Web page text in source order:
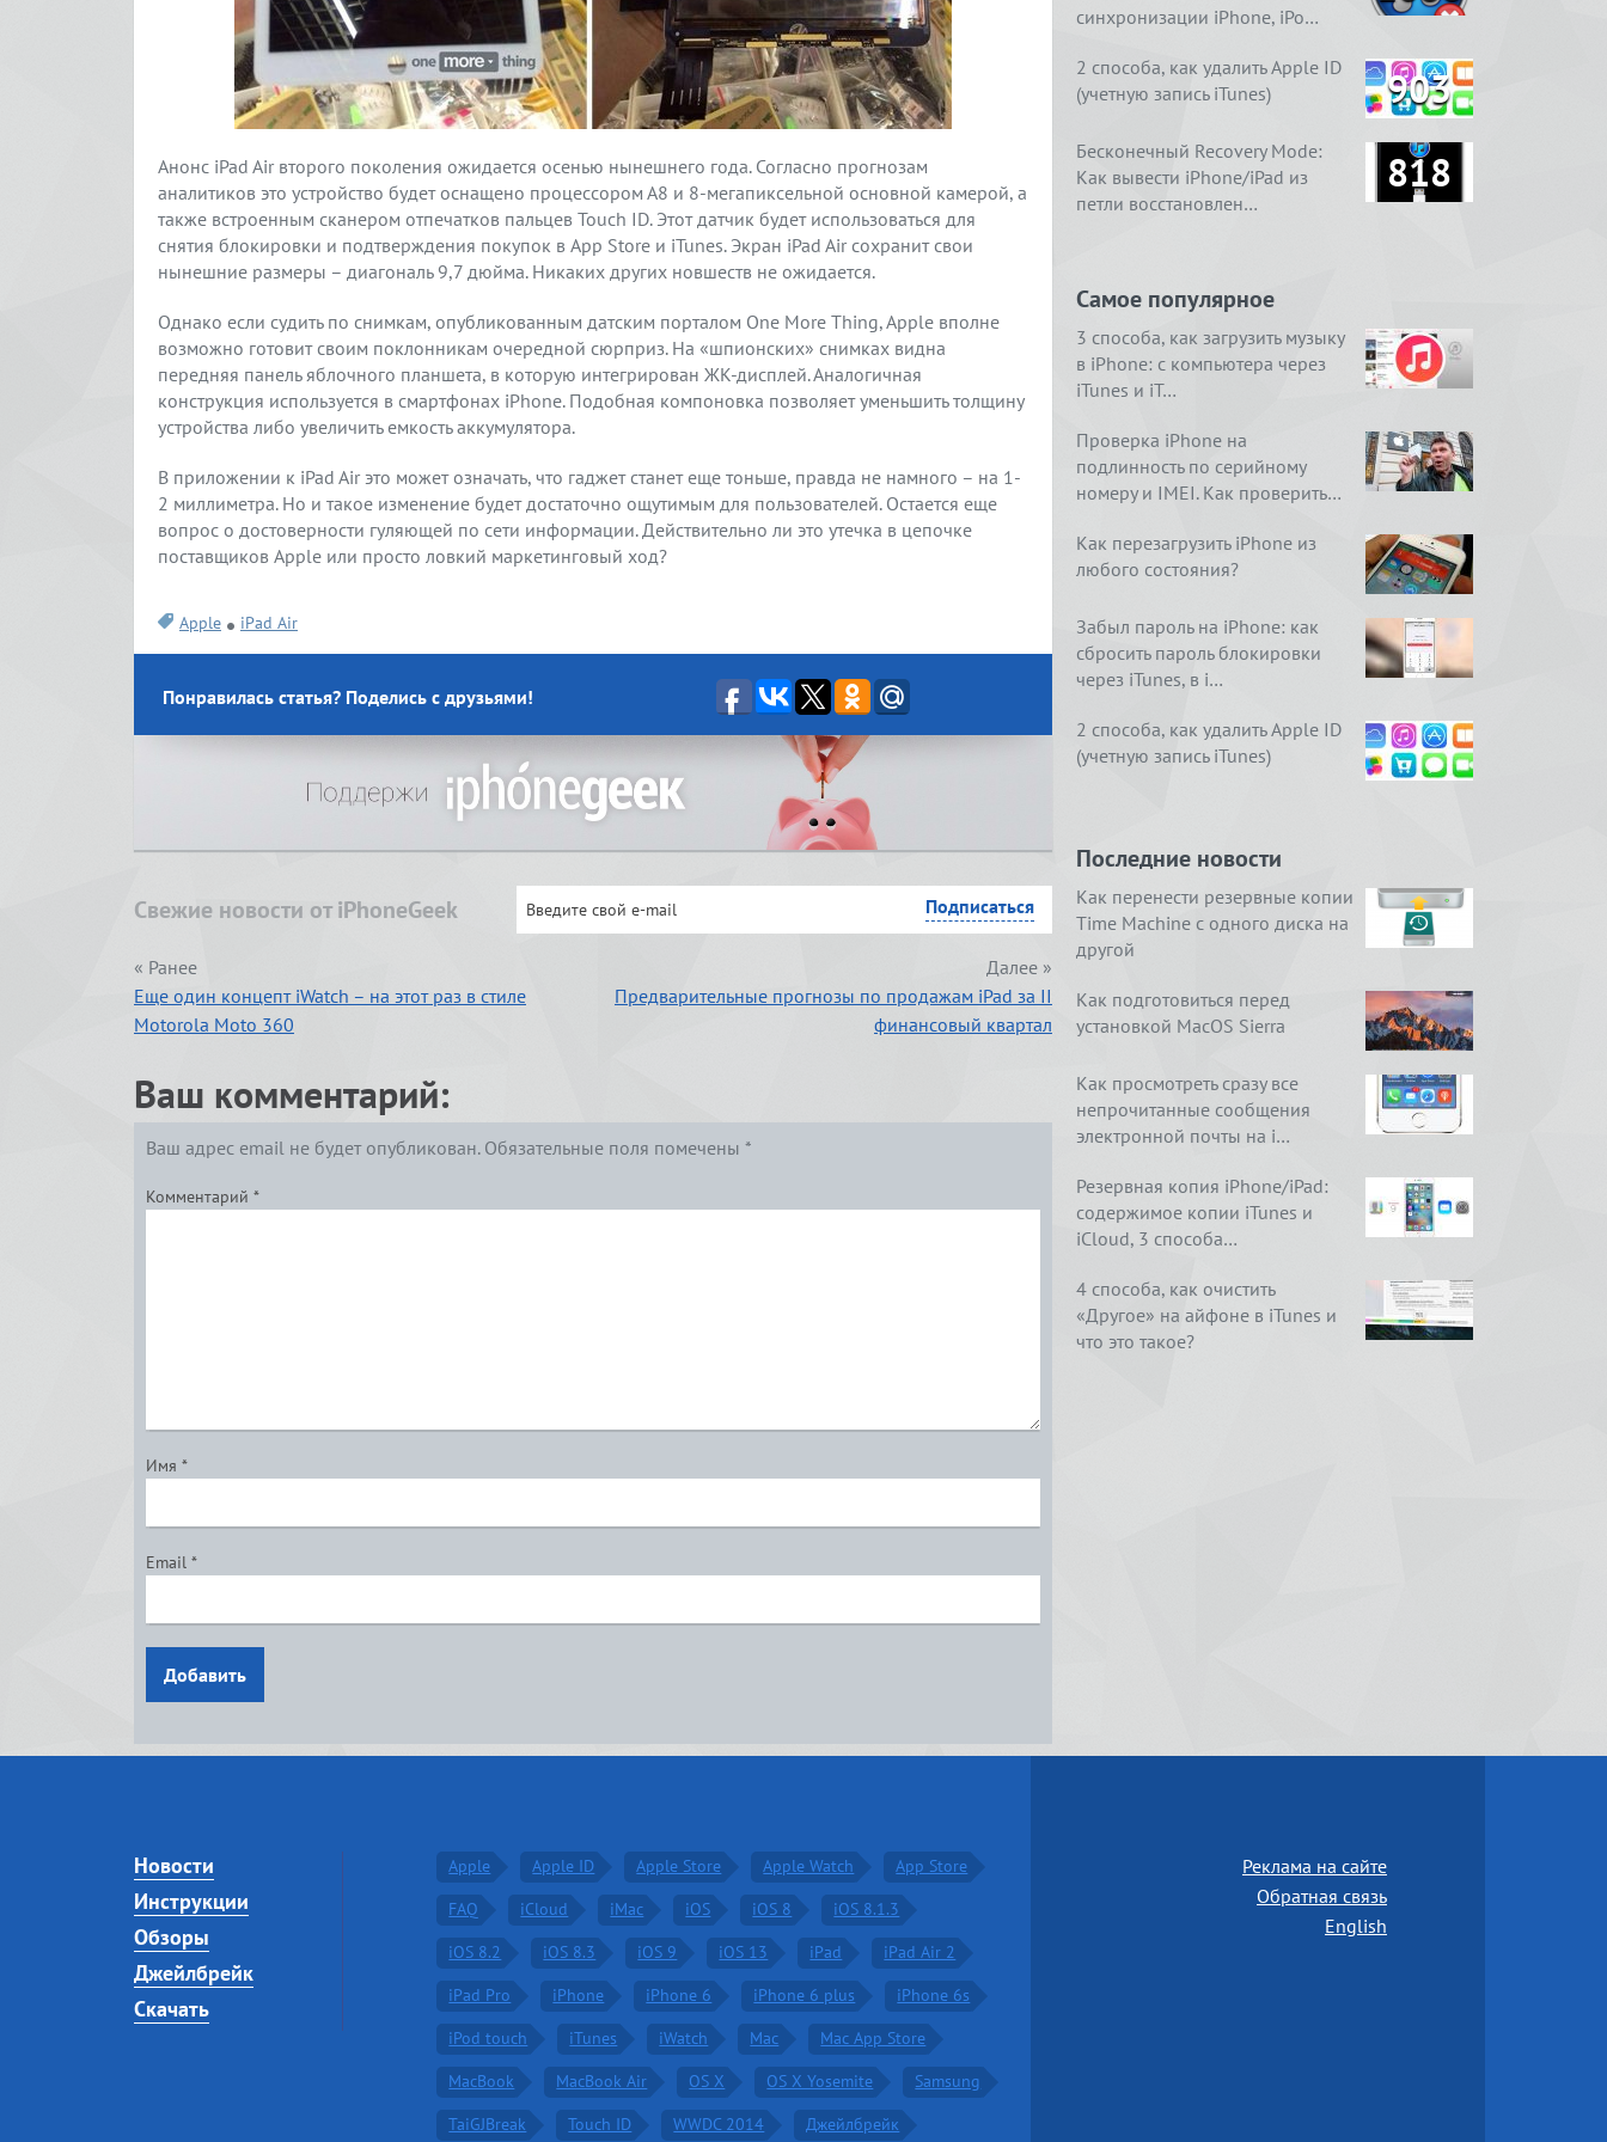
Анонс iPad Air второго поколения ожидается осенью нынешнего года. Согласно прогнозам
аналитиков это устройство будет оснащено процессором А8 и 8-мегапиксельной основной камерой, а
также встроенным сканером отпечатков пальцев Touch ID. Этот датчик будет использоваться для
снятия блокировки и подтверждения покупок в App Store и iTunes. Экран iPad Air сохранит свои
нынешние размеры – диагональ 9,7 дюйма. Никаких других новшеств не ожидается.
Однако если судить по снимкам, опубликованным датским порталом One More Thing, Apple вполне
возможно готовит своим поклонникам очередной сюрприз. На «шпионских» снимках видна
передняя панель яблочного планшета, в которую интегрирован ЖК-дисплей. Аналогичная
конструкция используется в смартфонах iPhone. Подобная компоновка позволяет уменьшить толщину
устройства либо увеличить емкость аккумулятора.
В приложении к iPad Air это может означать, что гаджет станет еще тоньше, правда не намного – на 1-
2 миллиметра. Но и такое изменение будет достаточно ощутимым для пользователей. Остается еще
вопрос о достоверности гуляющей по сети информации. Действительно ли это утечка в цепочке
поставщиков Apple или просто ловкий маркетинговый ход?
Apple iPad Air
Понравилась статья? Поделись с друзьями!
Свежие новости от iPhoneGeek
« Ранее
Еще один концепт iWatch – на этот раз в стиле
Motorola Moto 360
Далее »
Предварительные прогнозы по продажам iPad за II
финансовый квартал
Ваш комментарий:
Ваш адрес email не будет опубликован. Обязательные поля помечены *
Комментарий *
Имя *
Email *
Добавить
синхронизации iPhone, iPo…
2 способа, как удалить Apple ID
(учетную запись iTunes)
903
Бесконечный Recovery Mode:
Как вывести iPhone/iPad из
петли восстановлен…
818
Самое популярное
3 способа, как загрузить музыку
в iPhone: с компьютера через
iTunes и iT…
Проверка iPhone на
подлинность по серийному
номеру и IMEI. Как проверить…
Как перезагрузить iPhone из
любого состояния?
Забыл пароль на iPhone: как
сбросить пароль блокировки
через iTunes, в i…
2 способа, как удалить Apple ID
(учетную запись iTunes)
Последние новости
Как перенести резервные копии
Time Machine с одного диска на
другой
Как подготовиться перед
установкой MacOS Sierra
Как просмотреть сразу все
непрочитанные сообщения
электронной почты на i…
Резервная копия iPhone/iPad:
содержимое копии iTunes и
iCloud, 3 способа…
4 способа, как очистить
«Другое» на айфоне в iTunes и
что это такое?
Новости
Инструкции
Обзоры
Джейлбрейк
Скачать
Apple Apple ID Apple Store Apple Watch
App Store
FAQ
iCloud iMac iOS iOS 8
iOS 8.1.3
iOS 8.2
iOS 8.3 iOS 9 iOS 13 iPad
iPad Air 2
iPad Pro
iPhone iPhone 6 iPhone 6 plus
iPhone 6s
iPod touch
iTunes iWatch Mac
Mac App Store
MacBook
MacBook Air OS X OS X Yosemite
Samsung
TaiGJBreak
Touch ID WWDC 2014 Джейлбрейк
Реклама на сайте
Обратная связь
English